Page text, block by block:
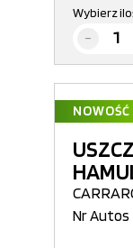
Wybierz
NOWOŚĆ
Nr Autos